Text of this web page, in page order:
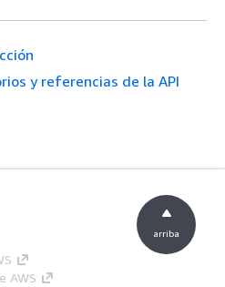
y referencias de la API
AWS
arriba